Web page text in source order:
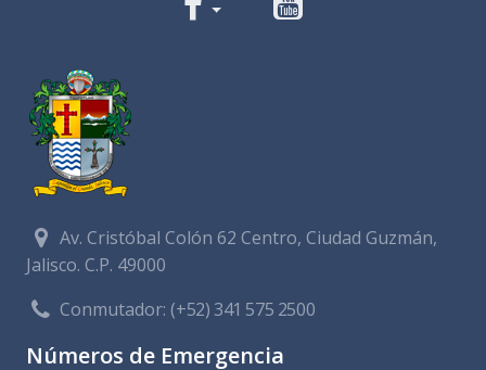
Av. Cristóbal Colón 62 Centro, Ciudad Guzmán,
Jalisco. C.P. 49000
Conmutador:(+52) 341 575 2500
Números de Emergencia